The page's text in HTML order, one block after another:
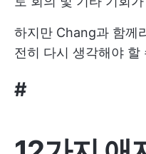
하지만 Chang과 함께
전히 다시 생각해야 할
#